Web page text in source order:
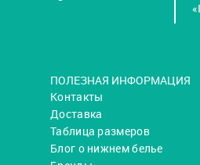
ПОЛЕЗНАЯ ИНФОРМАЦИЯ
Контакты
Доставка
Таблица размеров
Блог о нижнем белье